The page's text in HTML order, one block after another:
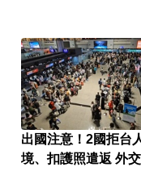
出國注意！2國拒台
境、扣護照遣返 外